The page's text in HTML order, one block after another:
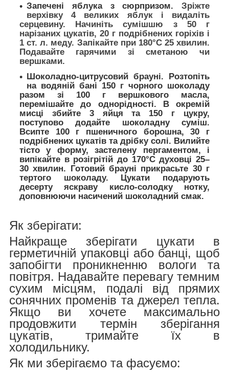
Запечені яблука з сюрпризом. Зріжте
верхівку 4 великих яблук і видаліть
серцевину. Начиніть сумішшю з 50 г
нарізаних цукатів, 20 г подрібнених горіхів і
1 ст. л. меду. Запікайте при 180°C 25 хвилин.
Подавайте гарячими зі сметаною чи
вершками.
Шоколадно-цитрусовий брауні. Розтопіть
на водяній бані 150 г чорного шоколаду
разом зі 100 г вершкового масла,
перемішайте до однорідності. В окремій
мисці збийте 3 яйця та 150 г цукру,
поступово додайте шоколадну суміш.
Всипте 100 г пшеничного борошна, 30 г
подрібнених цукатів та дрібку солі. Вилийте
тісто у форму, застелену пергаментом, і
випікайте в розігрітій до 170°C духовці 25–
30 хвилин. Готовий брауні прикрасьте 30 г
тертого шоколаду. Цукати подарують
десерту яскраву кисло-солодку нотку,
доповнюючи насичений шоколадний смак.
Як зберігати:
Найкраще зберігати цукати в
герметичній упаковці або банці, щоб
запобігти проникненню вологи та
повітря. Надавайте перевагу темним
сухим місцям, подалі від прямих
сонячних променів та джерел тепла.
Якщо ви хочете максимально
продовжити термін зберігання
цукатів, тримайте їх в
холодильнику.
Як ми зберігаємо та фасуємо: